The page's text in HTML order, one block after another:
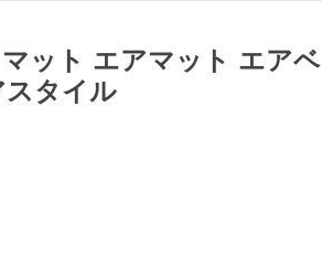
ット エアマット エアベ
スタイル